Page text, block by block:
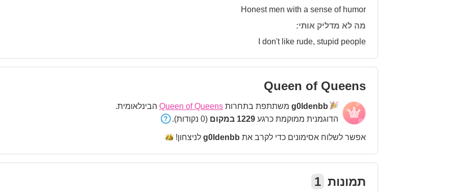
Honest men with a sense of humor
מה לא מדליק אותי:
I don't like rude, stupid people
Queen of Queens
g0ldenbb משתתפת בתחרות Queen of Queens הבינלאומית.
הדוגמנית ממוקמת כרגע 1229 במקום (0 נקודות).
אפשר לשלוח אסימונים כדי לקרב את g0ldenbb לניצחון!
תמונות 1